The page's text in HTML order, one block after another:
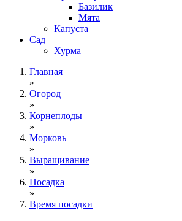
Базилик
Мята
Капуста
Сад
Хурма
Главная
»
Огород
»
Корнеплоды
»
Морковь
»
Выращивание
»
Посадка
»
Время посадки